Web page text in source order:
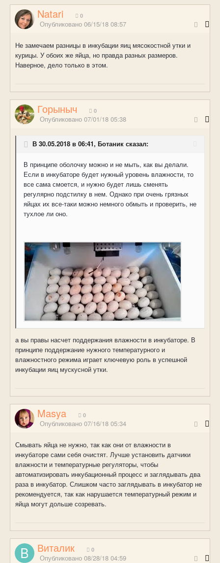
Natari 0
Опубликовано 06/15/18 08:57
Не замечаем разницы в инкубации яиц мясокостной утки и
курицы. У обоих же яйца, но правда разных размеров.
Наверное, дело только в этом.
Горыныч 0
Опубликовано 07/01/18 05:38
В 30.05.2018 в 06:41, Ботаник сказал:
В принципе оболочку можно и не мыть, как вы делали.
Если в инкубаторе будет нужный уровень влажности, то
все сама смоется, и нужно будет лишь сменять
регулярно подстилку в нем. Однако при очень грязных
яйцах их все-таки можно немного обмыть и проверить, не
тухлое ли оно.
а вы правы насчет поддержания влажности в инкубаторе. В
принципе поддержание нужного температурного и
влажностного режима играет ключевую роль в успешной
инкубации яиц мускусной утки.
Masya 0
Опубликовано 07/16/18 05:34
Смывать яйца не нужно, так как они от влажности в
инкубаторе сами себя очистят. Лучше установить датчики
влажности и температурные регуляторы, чтобы
автоматизировать инкубационный процесс и заглядывать два
раза в инкубатор. Слишком часто заглядывать в инкубатор не
рекомендуется, так как нарушается температурный режим и
яйца могут дольше созревать.
Виталик 0
Опубликовано 08/28/18 04:59